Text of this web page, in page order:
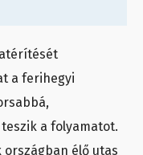
a ferihegyi
a folyamatot.
országban élő utas